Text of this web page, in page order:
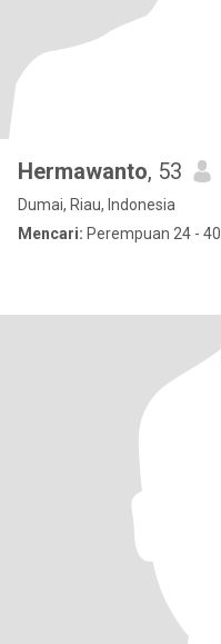
Hermawanto, 53
Dumai, Riau, Indonesia
Mencari: Perempuan 24 - 40